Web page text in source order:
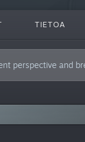
TIETOA
perspective and